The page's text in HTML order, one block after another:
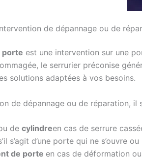
de dépannage ou de
porte est une intervention sur une
le serrurier préconise
solutions adaptées à vos besoins.
de dépannage ou de réparation,
de cylindreen cas de serrure
s’agit d’une porte qui ne s’ouvre
de porte en cas de déformation